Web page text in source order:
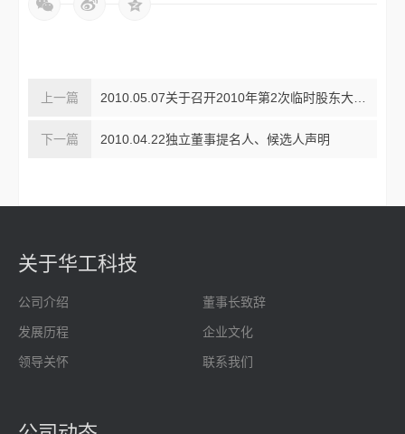
2010.05.07关于召开2010年第2次临时股东大会的提示性公告
2010.04.22独立董事提名人、候选人声明
关于华工科技
公司介绍 董事长致辞
发展历程 企业文化
领导关怀 联系我们